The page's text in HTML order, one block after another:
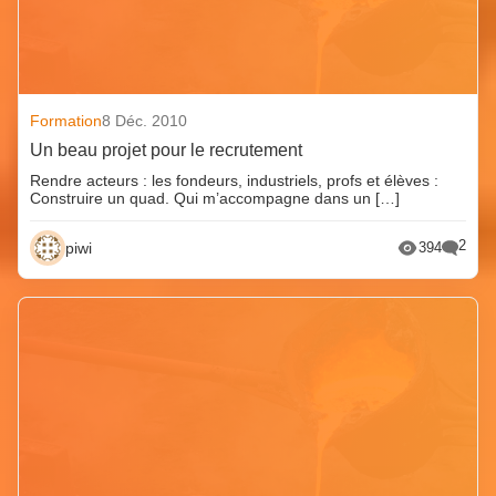
Formation8 Déc. 2010
Un beau projet pour le recrutement
Rendre acteurs : les fondeurs, industriels, profs et élèves :
Construire un quad. Qui m’accompagne dans un […]
piwi 394 2